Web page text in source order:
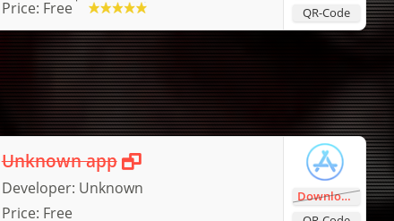
QR-Code
Price: Free
Download
Unknown app
Developer: Unknown
Price: Free